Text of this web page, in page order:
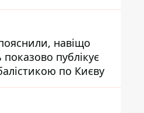
навіщо
публікує
по Києву